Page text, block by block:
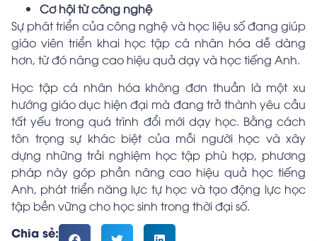
Cơ hội từ công nghệ
Sự phát triển của công nghệ và học liệu số đang giúp
giáo viên triển khai học tập cá nhân hóa dễ dàng
hơn, từ đó nâng cao hiệu quả dạy và học tiếng Anh.
Học tập cá nhân hóa không đơn thuần là một xu
hướng giáo dục hiện đại mà đang trở thành yêu cầu
tất yếu trong quá trình đổi mới dạy học. Bằng cách
tôn trọng sự khác biệt của mỗi người học và xây
dựng những trải nghiệm học tập phù hợp, phương
pháp này góp phần nâng cao hiệu quả học tiếng
Anh, phát triển năng lực tự học và tạo động lực học
tập bền vững cho học sinh trong thời đại số.
Chia sẻ: